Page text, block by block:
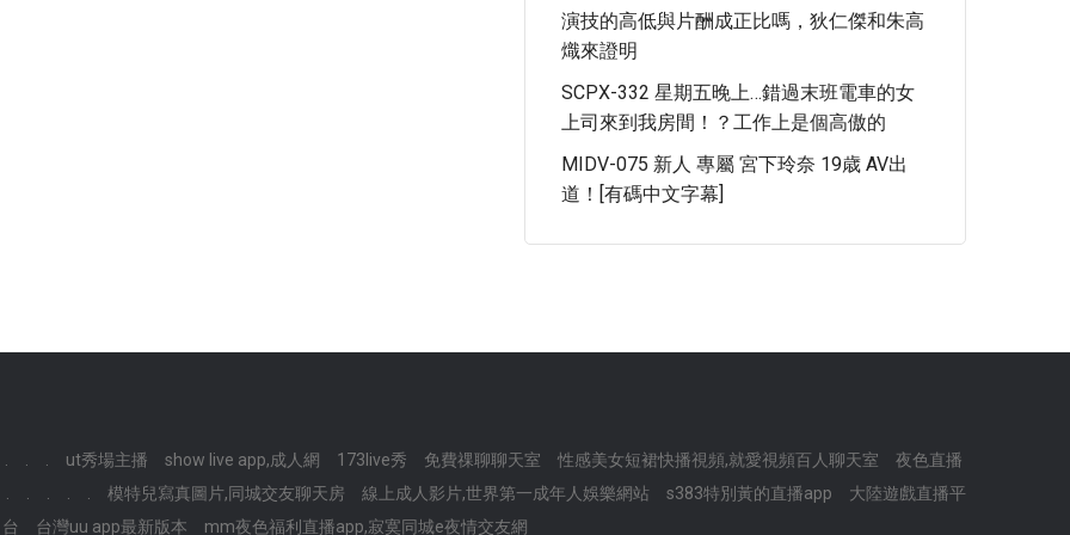
演技的高低與片酬成正比嗎，狄仁傑和朱高
熾來證明
SCPX-332 星期五晚上…錯過末班電車的女
上司來到我房間！？工作上是個高傲的
MIDV-075 新人 專屬 宮下玲奈 19歳 AV出
道！[有碼中文字幕]
ut秀場主播 show live app,成人網 173live秀 免費祼聊聊天室 性感美女短裙快播視頻,就愛視頻百人聊天室
夜色直播
模特兒寫真圖片,同城交友聊天房 線上成人影片,世界第一成年人娛樂網站 s383特別黃的直播app
大陸遊戲直播平
台
台灣uu app最新版本 mm夜色福利直播app,寂寞同城e夜情交友網